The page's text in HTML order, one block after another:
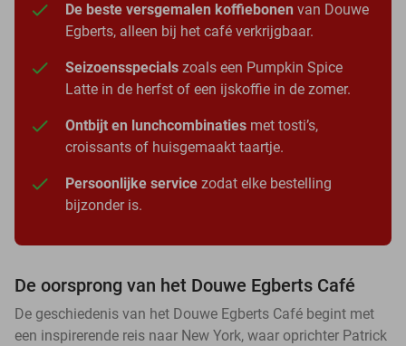
De beste versgemalen koffiebonen van Douwe
Egberts, alleen bij het café verkrijgbaar.
Seizoensspecials zoals een Pumpkin Spice
Latte in de herfst of een ijskoffie in de zomer.
Ontbijt en lunchcombinaties met tosti’s,
croissants of huisgemaakt taartje.
Persoonlijke service zodat elke bestelling
bijzonder is.
De oorsprong van het Douwe Egberts Café
De geschiedenis van het Douwe Egberts Café begint met
een inspirerende reis naar New York, waar oprichter Patrick